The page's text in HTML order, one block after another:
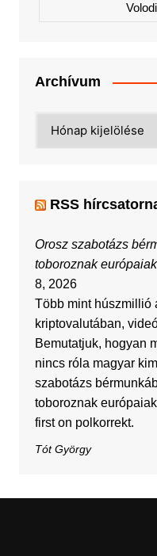
Archívum
RSS
Orosz szabotázs
toboroznak
8, 2026
Több mint húszmillió
kriptovalutában,
Bemutatjuk, hogyan
nincs róla magyar
szabotázs
toboroznak
first on polkorrekt.
Tót György